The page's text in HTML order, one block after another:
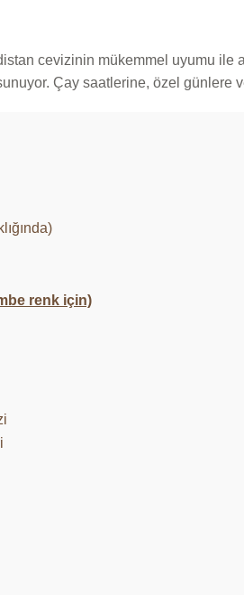
cevizinin mükemmel uyumu ile
Çay saatlerine, özel günlere
renk için)